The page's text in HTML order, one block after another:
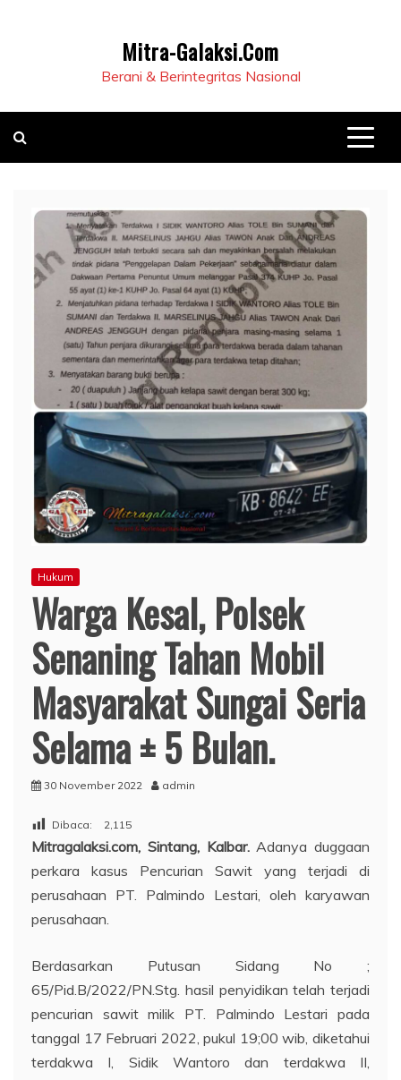
Mitra-Galaksi.Com
Berani & Berintegritas Nasional
Hukum
Warga Kesal, Polsek
Senaning Tahan Mobil
Masyarakat Sungai Seria
Selama ± 5 Bulan.
30 November 2022 admin
Dibaca: 2,115
Mitragalaksi.com, Sintang, Kalbar.Adanya duggaan
perkara kasus Pencurian Sawit yang terjadi di
perusahaan PT. Palmindo Lestari, oleh karyawan
perusahaan.
Berdasarkan Putusan Sidang No ;
65/Pid.B/2022/PN.Stg. hasil penyidikan telah terjadi
pencurian sawit milik PT. Palmindo Lestari pada
tanggal 17 Februari 2022, pukul 19;00 wib, diketahui
terdakwa I, Sidik Wantoro dan terdakwa II,